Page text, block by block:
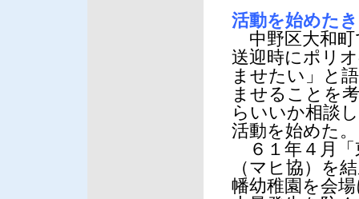
活動を始めた
中野区大和町
送迎時にポリ
ませたい」と
ませることを
らいいか相談
活動を始めた。
６１年４月「
（マヒ協）を
幡幼稚園を会